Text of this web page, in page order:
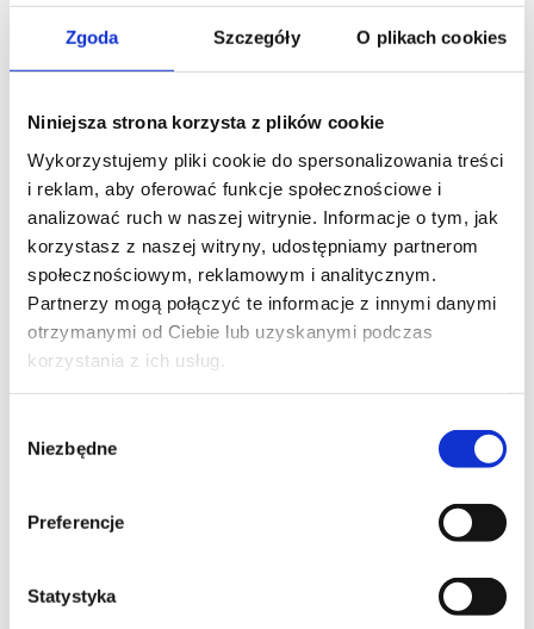
Zgoda Szczegóły O plikach cookies
Niniejsza strona korzysta z plików cookie
Wykorzystujemy pliki cookie do spersonalizowania treści
i reklam, aby oferować funkcje społecznościowe i
analizować ruch w naszej witrynie. Informacje o tym, jak
korzystasz z naszej witryny, udostępniamy partnerom
społecznościowym, reklamowym i analitycznym.
Partnerzy mogą połączyć te informacje z innymi danymi
otrzymanymi od Ciebie lub uzyskanymi podczas
korzystania z ich usług.
zgody
Niezbędne
Preferencje
Statystyka
TEAM AND CHANGE MANAGEMENT
training code: ZP-PCHM3en / ENG DL 2d / EN
EN
3,300.00PLN
+ 23% VAT (4,059.00PLN with TAX)
training code: HR-PMP-TRMzZ / Diff.con_ENG_2d / EN
EN